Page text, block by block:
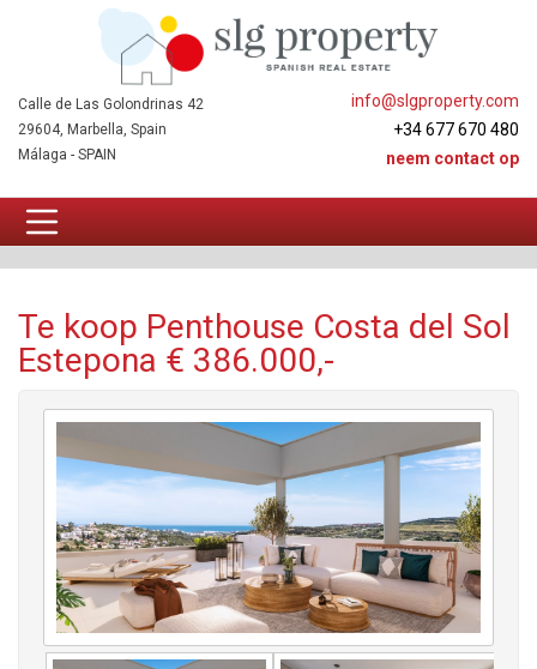
info@slgproperty.com
+34 677 670 480
neem contact op
Calle de Las Golondrinas 42
29604, Marbella, Spain
Málaga - SPAIN
Te koop Penthouse Costa del Sol
Estepona € 386.000,-